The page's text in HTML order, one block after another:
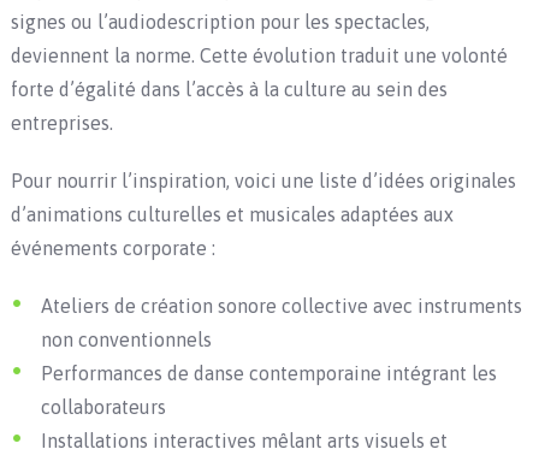
signes ou l’audiodescription pour les spectacles,
deviennent la norme. Cette évolution traduit une volonté
forte d’égalité dans l’accès à la culture au sein des
entreprises.
Pour nourrir l’inspiration, voici une liste d’idées originales
d’animations culturelles et musicales adaptées aux
événements corporate :
Ateliers de création sonore collective avec instruments
non conventionnels
Performances de danse contemporaine intégrant les
collaborateurs
Installations interactives mêlant arts visuels et